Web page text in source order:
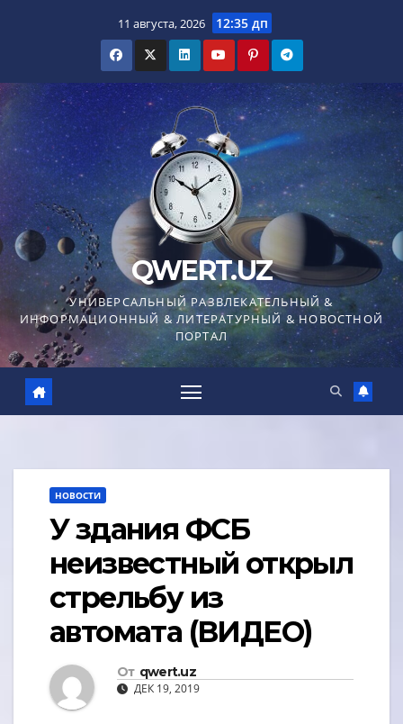
11 августа, 2026 12:35 дп
QWERT.UZ
УНИВЕРСАЛЬНЫЙ РАЗВЛЕКАТЕЛЬНЫЙ &
ИНФОРМАЦИОННЫЙ & ЛИТЕРАТУРНЫЙ & НОВОСТНОЙ
ПОРТАЛ
НОВОСТИ
У здания ФСБ
неизвестный открыл
стрельбу из
автомата (ВИДЕО)
От qwert.uz
ДЕК 19, 2019